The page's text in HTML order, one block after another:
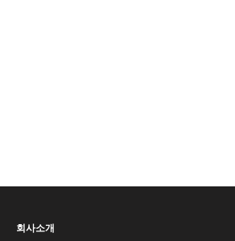
회사소개